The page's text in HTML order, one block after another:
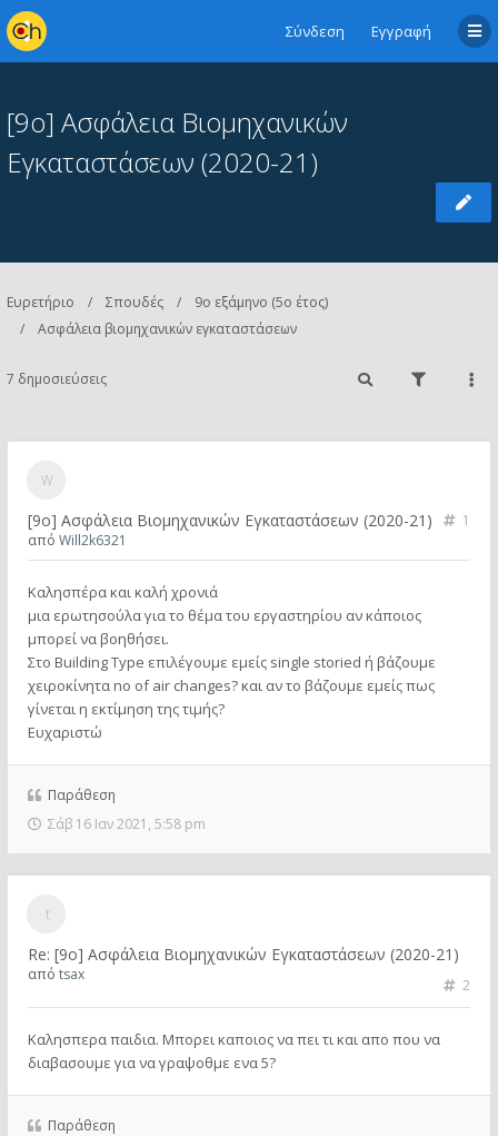
Σύνδεση Εγγραφή
[9ο] Ασφάλεια Βιομηχανικών
Εγκαταστάσεων (2020-21)
Ευρετήριο Σπουδές
9ο εξάμηνο (5ο έτος)
Ασφάλεια βιομηχανικών εγκαταστάσεων
7 δημοσιεύσεις
[9ο] Ασφάλεια Βιομηχανικών Εγκαταστάσεων (2020-21)
1
από Will2k6321
Καλησπέρα και καλή χρονιά
μια ερωτησούλα για το θέμα του εργαστηρίου αν κάποιος
μπορεί να βοηθήσει.
Στο Building Type επιλέγουμε εμείς single storied ή βάζουμε
χειροκίνητα no of air changes? και αν το βάζουμε εμείς πως
γίνεται η εκτίμηση της τιμής?
Ευχαριστώ
Παράθεση
Σάβ 16 Ιαν 2021, 5:58 pm
Re: [9ο] Ασφάλεια Βιομηχανικών Εγκαταστάσεων (2020-21)
2
από tsax
Kαλησπερα παιδια. Μπορει καποιος να πει τι και απο που να
διαβασουμε για να γραψοθμε ενα 5?
Παράθεση